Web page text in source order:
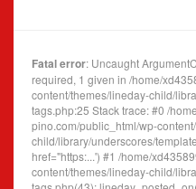
Fatal error: Uncaught
required, 1 given in /home/
content/themes/lineday-child/
tags.php:25 Stack trace: #0 /
pino.com/public_html/wp-
child/library/underscores/
href="https:...') #1 /home/
content/themes/lineday-child/